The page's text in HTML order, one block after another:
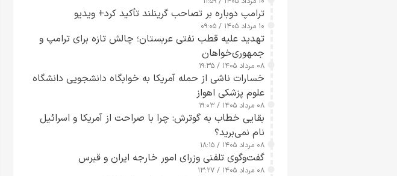
ترامپ دوباره بر تصاحب گرینلند تأکید کرد+ ویدیو
۱۰ مرداد ۱۴۰۵ / ۰۹:۰۵
تهدید علیه قطب نفتی عربستان؛ چالش تازه برای ترامپ و
جمهوری‌خواهان
۰۸ مرداد ۱۴۰۵ / ۱۹:۳۵
خسارات ناشی از حمله آمریکا به خوابگاه دانشجویی دانشگاه
علوم پزشکی اهواز
۰۸ مرداد ۱۴۰۵ / ۱۹:۰۳
بقایی خطاب به گوترش: چرا با صراحت از آمریکا و اسرائیل
نام نمی‌برید؟
۰۸ مرداد ۱۴۰۵ / ۱۸:۱۵
گفت‌وگوی تلفنی وزرای امور خارجه ایران و قبرس
۰۸ مرداد ۱۴۰۵ / ۱۳:۲۷